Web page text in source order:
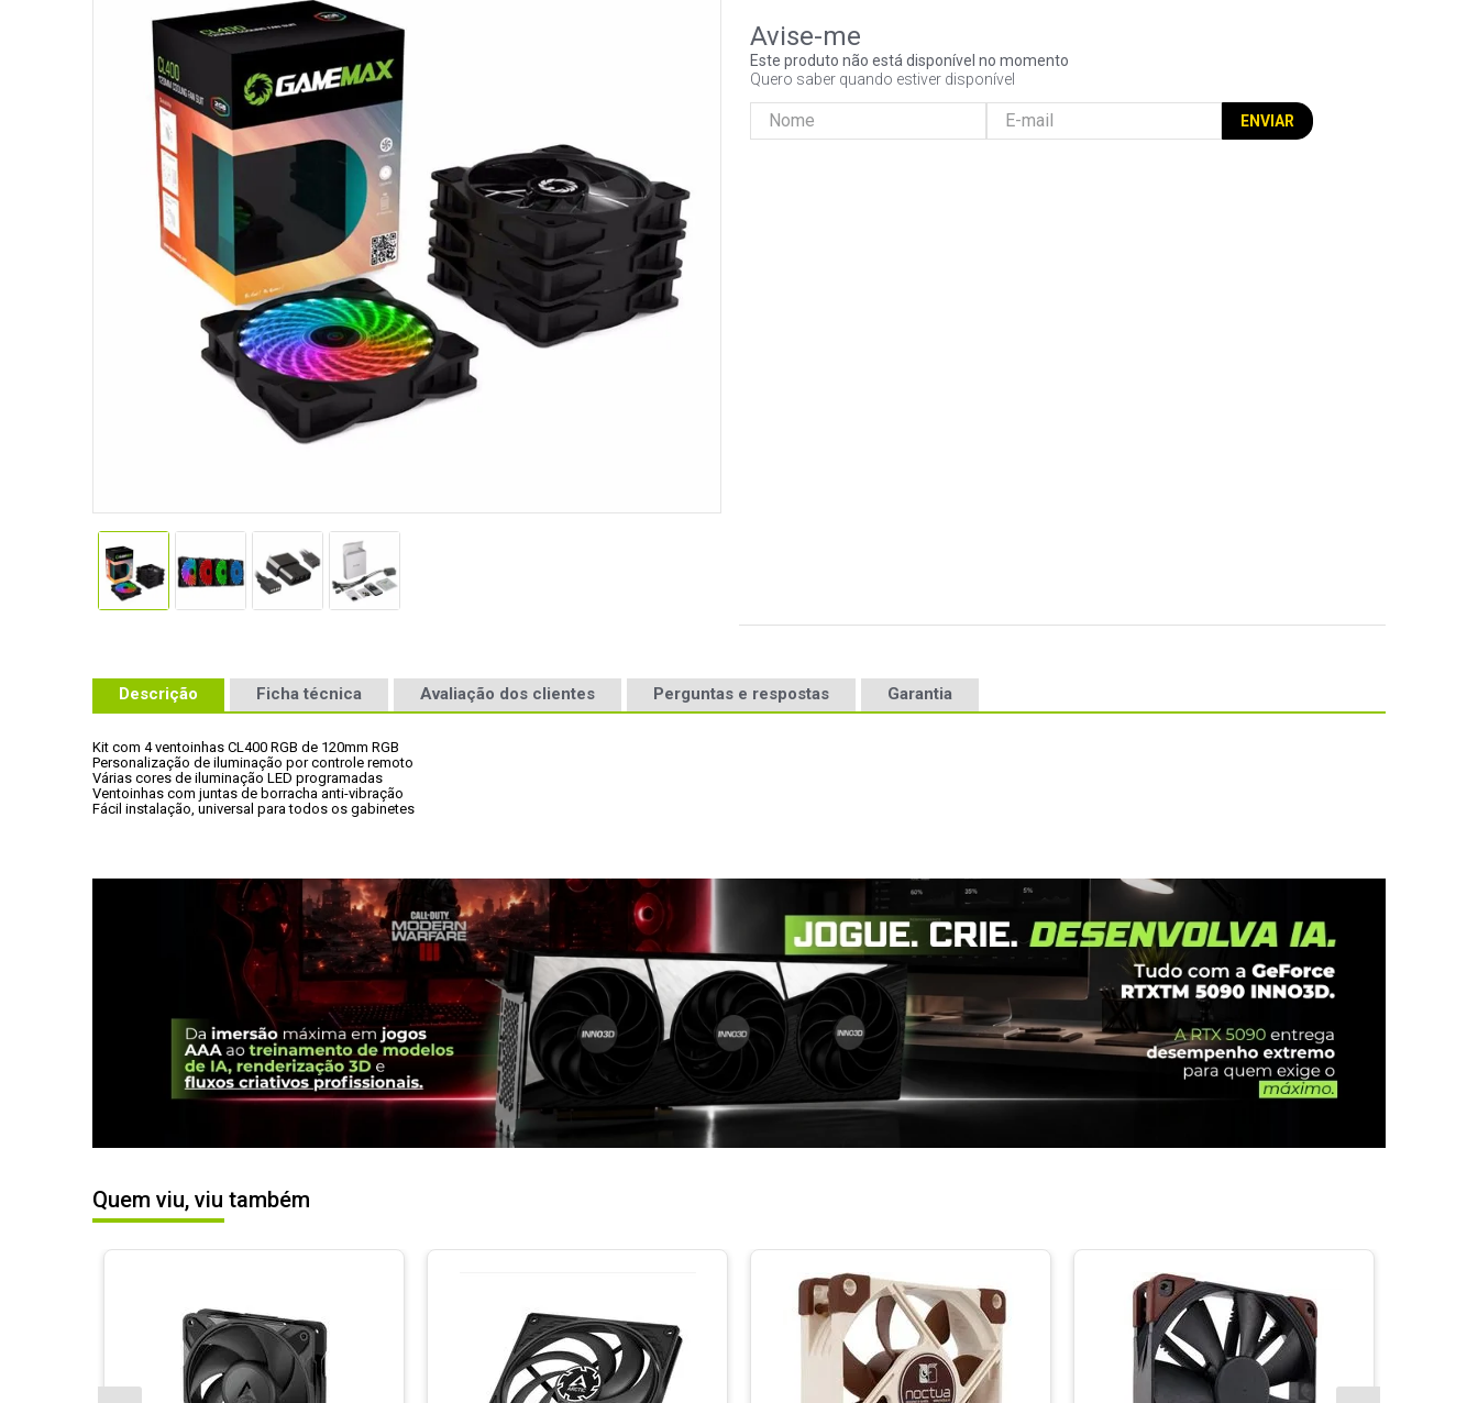
Este produto não está disponível no momento
Quero saber quando estiver disponível
ENVIAR
Descrição Ficha técnica Avaliação dos clientes Perguntas e respostas Garantia
Kit com 4 ventoinhas CL400 RGB de 120mm RGB
Personalização de iluminação por controle remoto
Várias cores de iluminação LED programadas
Ventoinhas com juntas de borracha anti-vibração
Fácil instalação, universal para todos os gabinetes
Quem viu, viu também
10º